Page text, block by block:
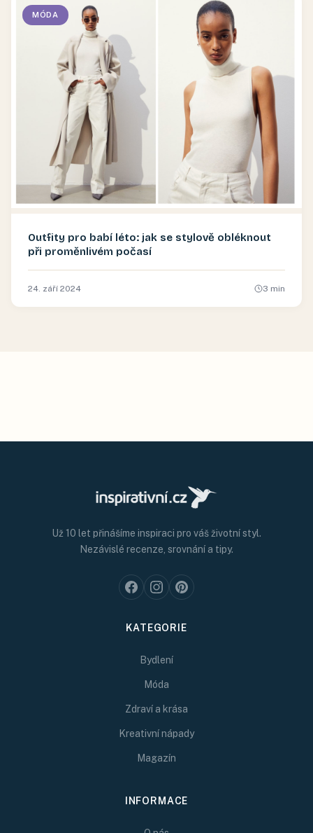
MÓDA
Outfity pro babí léto: jak se stylově obléknout
při proměnlivém počasí
24. září 2024 3 min
Už 10 let přinášíme inspiraci pro váš životní styl.
Nezávislé recenze, srovnání a tipy.
KATEGORIE
Bydlení
Móda
Zdraví a krása
Kreativní nápady
Magazín
INFORMACE